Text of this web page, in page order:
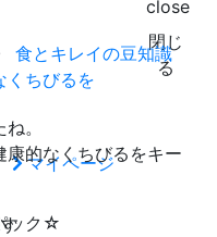
閉じ
る
マイページ
食とキレイの豆知識
くちびるを
。
的なくちびるをキー
ック☆